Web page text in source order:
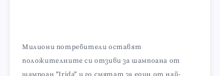
Милиони потребители оставят
положителните си отзиви за шампоана от